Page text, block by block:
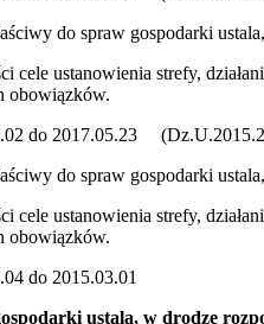
do spraw gospodarki
cele ustanowienia strefy,
obowiązków.
do 2017.05.23
do spraw gospodarki
cele ustanowienia strefy,
obowiązków.
do 2015.03.01
ustala, w drodze